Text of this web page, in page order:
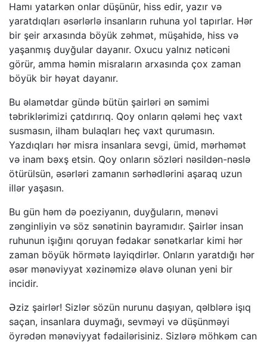
Hamı yatarkən onlar düşünür, hiss edir, yazır və
yaratdıqları əsərlərlə insanların ruhuna yol tapırlar. Hər
bir şeir arxasında böyük zəhmət, müşahidə, hiss və
yaşanmış duyğular dayanır. Oxucu yalnız nəticəni
görür, amma həmin misraların arxasında çox zaman
böyük bir həyat dayanır.
Bu əlamətdar gündə bütün şairləri ən səmimi
təbriklərimizi çatdırırıq. Qoy onların qələmi heç vaxt
susmasın, ilham bulaqları heç vaxt qurumasın.
Yazdıqları hər misra insanlara sevgi, ümid, mərhəmət
və inam bəxş etsin. Qoy onların sözləri nəsildən-nəslə
ötürülsün, əsərləri zamanın sərhədlərini aşaraq uzun
illər yaşasın.
Bu gün həm də poeziyanın, duyğuların, mənəvi
zənginliyin və söz sənətinin bayramıdır. Şairlər insan
ruhunun işığını qoruyan fədakar sənətkarlar kimi hər
zaman böyük hörmətə layiqdirlər. Onların yaratdığı hər
əsər mənəviyyat xəzinəmizə əlavə olunan yeni bir
incidir.
Əziz şairlər! Sizlər sözün nurunu daşıyan, qəlblərə işıq
saçan, insanlara duymağı, sevməyi və düşünməyi
öyrədən mənəviyyat fədailərisiniz. Sizlərə möhkəm can